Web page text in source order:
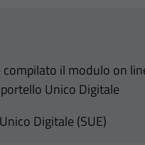
il modulo on
Unico Digitale
Digitale (SUE)